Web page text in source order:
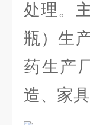
处理。
瓶）生
药生产
造、家